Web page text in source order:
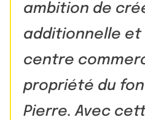
ambition de
additionnelle
centre
propriété du
Pierre. Avec